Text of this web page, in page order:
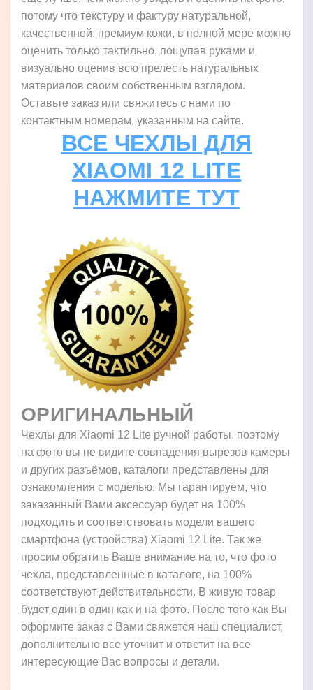
потому что текстуру и фактуру натуральной,
качественной, премиум кожи, в полной мере можно
оценить только тактильно, пощупав руками и
визуально оценив всю прелесть натуральных
материалов своим собственным взглядом.
Оставьте заказ или свяжитесь с нами по
контактным номерам, указанным на сайте.
ВСЕ ЧЕХЛЫ ДЛЯ
XIAOMI 12 LITE
НАЖМИТЕ ТУТ
ОРИГИНАЛЬНЫЙ
Чехлы для Xiaomi 12 Lite ручной работы, поэтому
на фото вы не видите совпадения вырезов камеры
и других разъёмов, каталоги представлены для
ознакомления с моделью. Мы гарантируем, что
заказанный Вами аксессуар будет на 100%
подходить и соответствовать модели вашего
смартфона (устройства) Xiaomi 12 Lite. Так же
просим обратить Ваше внимание на то, что фото
чехла, представленные в каталоге, на 100%
соответствуют действительности. В живую товар
будет один в один как и на фото. После того как Вы
оформите заказ с Вами свяжется наш специалист,
дополнительно все уточнит и ответит на все
интересующие Вас вопросы и детали.